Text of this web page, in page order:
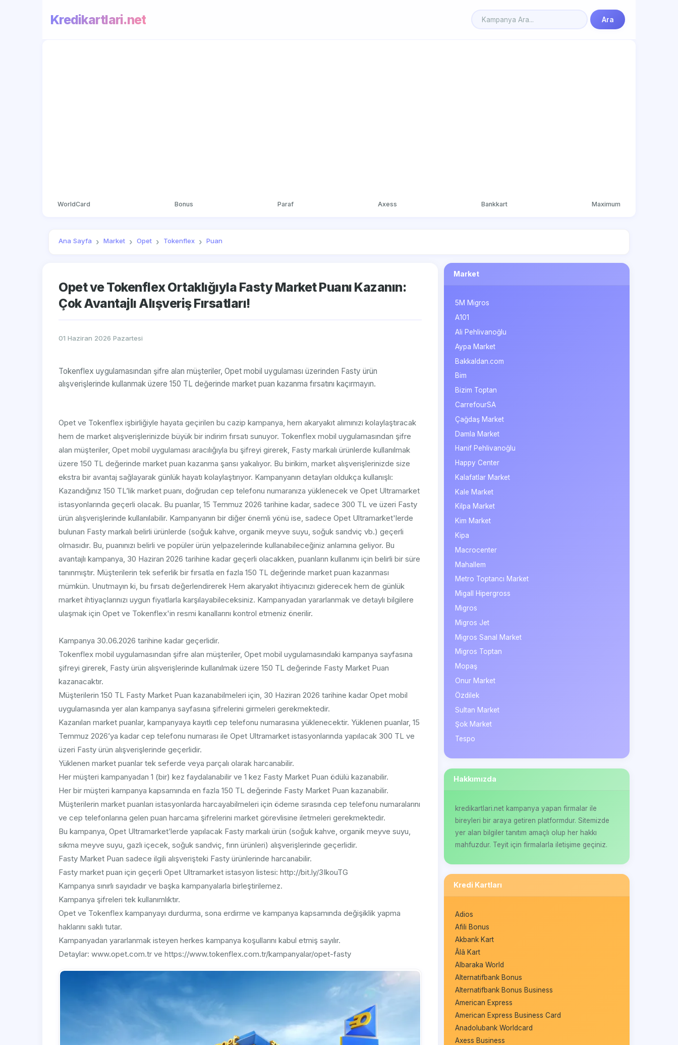
Kredikartlari.net Ara
WorldCard Bonus Paraf Axess Bankkart Maximum
Ana Sayfa Market Opet Tokenflex Puan
Opet ve Tokenflex Ortaklığıyla Fasty Market Puanı Kazanın:
Çok Avantajlı Alışveriş Fırsatları!
01 Haziran 2026 Pazartesi
Tokenflex uygulamasından şifre alan müşteriler, Opet mobil uygulaması üzerinden Fasty ürün
alışverişlerinde kullanmak üzere 150 TL değerinde market puan kazanma fırsatını kaçırmayın.
Opet ve Tokenflex işbirliğiyle hayata geçirilen bu cazip kampanya, hem akaryakıt alımınızı kolaylaştıracak
hem de market alışverişlerinizde büyük bir indirim fırsatı sunuyor. Tokenflex mobil uygulamasından şifre
alan müşteriler, Opet mobil uygulaması aracılığıyla bu şifreyi girerek, Fasty markalı ürünlerde kullanılmak
üzere 150 TL değerinde market puan kazanma şansı yakalıyor. Bu birikim, market alışverişlerinizde size
ekstra bir avantaj sağlayarak günlük hayatı kolaylaştırıyor. Kampanyanın detayları oldukça kullanışlı:
Kazandığınız 150 TL’lik market puanı, doğrudan cep telefonu numaranıza yüklenecek ve Opet Ultramarket
istasyonlarında geçerli olacak. Bu puanlar, 15 Temmuz 2026 tarihine kadar, sadece 300 TL ve üzeri Fasty
ürün alışverişlerinde kullanılabilir. Kampanyanın bir diğer önemli yönü ise, sadece Opet Ultramarket'lerde
bulunan Fasty markalı belirli ürünlerde (soğuk kahve, organik meyve suyu, soğuk sandviç vb.) geçerli
olmasıdır. Bu, puanınızı belirli ve popüler ürün yelpazelerinde kullanabileceğiniz anlamına geliyor. Bu
avantajlı kampanya, 30 Haziran 2026 tarihine kadar geçerli olacakken, puanların kullanımı için belirli bir süre
tanınmıştır. Müşterilerin tek seferlik bir fırsatla en fazla 150 TL değerinde market puan kazanması
mümkün. Unutmayın ki, bu fırsatı değerlendirerek Hem akaryakıt ihtiyacınızı giderecek hem de günlük
market ihtiyaçlarınızı uygun fiyatlarla karşılayabileceksiniz. Kampanyadan yararlanmak ve detaylı bilgilere
ulaşmak için Opet ve Tokenflex'in resmi kanallarını kontrol etmeniz önerilir.
Kampanya 30.06.2026 tarihine kadar geçerlidir.
Tokenflex mobil uygulamasından şifre alan müşteriler, Opet mobil uygulamasındaki kampanya sayfasına
şifreyi girerek, Fasty ürün alışverişlerinde kullanılmak üzere 150 TL değerinde Fasty Market Puan
kazanacaktır.
Müşterilerin 150 TL Fasty Market Puan kazanabilmeleri için, 30 Haziran 2026 tarihine kadar Opet mobil
uygulamasında yer alan kampanya sayfasına şifrelerini girmeleri gerekmektedir.
Kazanılan market puanlar, kampanyaya kayıtlı cep telefonu numarasına yüklenecektir. Yüklenen puanlar, 15
Temmuz 2026’ya kadar cep telefonu numarası ile Opet Ultramarket istasyonlarında yapılacak 300 TL ve
üzeri Fasty ürün alışverişlerinde geçerlidir.
Yüklenen market puanlar tek seferde veya parçalı olarak harcanabilir.
Her müşteri kampanyadan 1 (bir) kez faydalanabilir ve 1 kez Fasty Market Puan ödülü kazanabilir.
Her bir müşteri kampanya kapsamında en fazla 150 TL değerinde Fasty Market Puan kazanabilir.
Müşterilerin market puanları istasyonlarda harcayabilmeleri için ödeme sırasında cep telefonu numaralarını
ve cep telefonlarına gelen puan harcama şifrelerini market görevlisine iletmeleri gerekmektedir.
Bu kampanya, Opet Ultramarket’lerde yapılacak Fasty markalı ürün (soğuk kahve, organik meyve suyu,
sıkma meyve suyu, gazlı içecek, soğuk sandviç, fırın ürünleri) alışverişlerinde geçerlidir.
Fasty Market Puan sadece ilgili alışverişteki Fasty ürünlerinde harcanabilir.
Fasty market puan için geçerli Opet Ultramarket istasyon listesi: http://bit.ly/3IkouTG
Kampanya sınırlı sayıdadır ve başka kampanyalarla birleştirilemez.
Kampanya şifreleri tek kullanımlıktır.
Opet ve Tokenflex kampanyayı durdurma, sona erdirme ve kampanya kapsamında değişiklik yapma
haklarını saklı tutar.
Kampanyadan yararlanmak isteyen herkes kampanya koşullarını kabul etmiş sayılır.
Detaylar: www.opet.com.tr ve https://www.tokenflex.com.tr/kampanyalar/opet-fasty
Market
5M Migros
A101
Ali Pehlivanoğlu
Aypa Market
Bakkaldan.com
Bim
Bizim Toptan
CarrefourSA
Çağdaş Market
Damla Market
Hanif Pehlivanoğlu
Happy Center
Kalafatlar Market
Kale Market
Kilpa Market
Kim Market
Kipa
Macrocenter
Mahallem
Metro Toptancı Market
Migall Hipergross
Migros
Migros Jet
Migros Sanal Market
Migros Toptan
Mopaş
Onur Market
Özdilek
Sultan Market
Şok Market
Tespo
Hakkımızda
kredikartlari.net kampanya yapan firmalar ile
bireyleri bir araya getiren platformdur. Sitemizde
yer alan bilgiler tanıtım amaçlı olup her hakkı
mahfuzdur. Teyit için firmalarla iletişime geçiniz.
Kredi Kartları
Adios
Afili Bonus
Akbank Kart
Âlâ Kart
Albaraka World
Alternatifbank Bonus
Alternatifbank Bonus Business
American Express
American Express Business Card
Anadolubank Worldcard
Axess Business